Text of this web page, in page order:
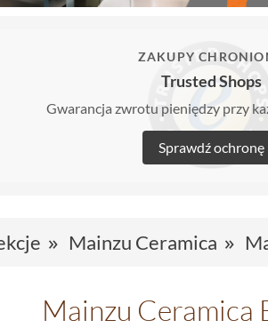
ZAKUPY
Trusted Shops
Gwarancja zwrotu pieniędzy przy
Sprawdź ochronę
Mainzu Ceramica
Mainzu Ceramica